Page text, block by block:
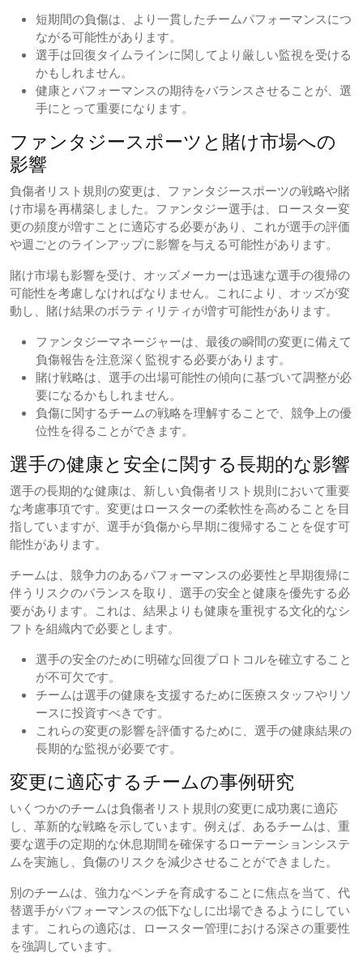
短期間の負傷は、より一貫したチームパフォーマンスにつ
ながる可能性があります。
選手は回復タイムラインに関してより厳しい監視を受ける
かもしれません。
健康とパフォーマンスの期待をバランスさせることが、選
手にとって重要になります。
ファンタジースポーツと賭け市場への
影響
負傷者リスト規則の変更は、ファンタジースポーツの戦略や賭
け市場を再構築しました。ファンタジー選手は、ロースター変
更の頻度が増すことに適応する必要があり、これが選手の評価
や週ごとのラインアップに影響を与える可能性があります。
賭け市場も影響を受け、オッズメーカーは迅速な選手の復帰の
可能性を考慮しなければなりません。これにより、オッズが変
動し、賭け結果のボラティリティが増す可能性があります。
ファンタジーマネージャーは、最後の瞬間の変更に備えて
負傷報告を注意深く監視する必要があります。
賭け戦略は、選手の出場可能性の傾向に基づいて調整が必
要になるかもしれません。
負傷に関するチームの戦略を理解することで、競争上の優
位性を得ることができます。
選手の健康と安全に関する長期的な影響
選手の長期的な健康は、新しい負傷者リスト規則において重要
な考慮事項です。変更はロースターの柔軟性を高めることを目
指していますが、選手が負傷から早期に復帰することを促す可
能性があります。
チームは、競争力のあるパフォーマンスの必要性と早期復帰に
伴うリスクのバランスを取り、選手の安全と健康を優先する必
要があります。これは、結果よりも健康を重視する文化的なシ
フトを組織内で必要とします。
選手の安全のために明確な回復プロトコルを確立すること
が不可欠です。
チームは選手の健康を支援するために医療スタッフやリソ
ースに投資すべきです。
これらの変更の影響を評価するために、選手の健康結果の
長期的な監視が必要です。
変更に適応するチームの事例研究
いくつかのチームは負傷者リスト規則の変更に成功裏に適応
し、革新的な戦略を示しています。例えば、あるチームは、重
要な選手の定期的な休息期間を確保するローテーションシステ
ムを実施し、負傷のリスクを減少させることができました。
別のチームは、強力なベンチを育成することに焦点を当て、代
替選手がパフォーマンスの低下なしに出場できるようにしてい
ます。これらの適応は、ロースター管理における深さの重要性
を強調しています。